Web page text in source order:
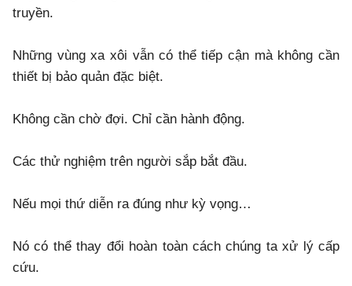
truyền.
Những vùng xa xôi vẫn có thể tiếp cận mà không cần
thiết bị bảo quản đặc biệt.
Không cần chờ đợi. Chỉ cần hành động.
Các thử nghiệm trên người sắp bắt đầu.
Nếu mọi thứ diễn ra đúng như kỳ vọng…
Nó có thể thay đổi hoàn toàn cách chúng ta xử lý cấp
cứu.